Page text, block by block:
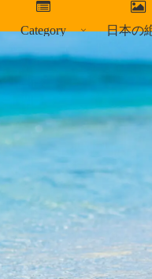
Category 日本の